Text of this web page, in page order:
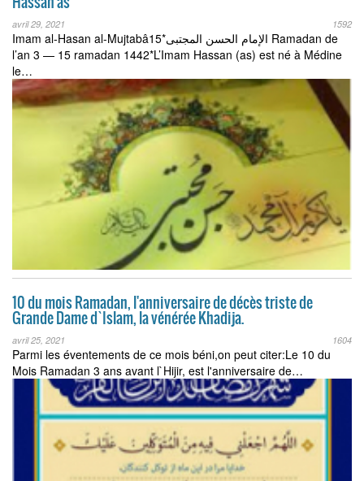
avril 29, 2021 1592
Imam al-Hasan al-Mujtabâ‎الإمام الحسن المجتبى*15 Ramadan de
l’an 3 — 15 ramadan 1442*L’Imam Hassan (as) est né à Médine
le…
10 du mois Ramadan, l'anniversaire de décès triste de
Grande Dame d`Islam, la vénérée Khadija.
avril 25, 2021 1604
Parmi les éventements de ce mois béni,on peut citer:Le 10 du
Mois Ramadan 3 ans avant l`Hijir, est l'anniversaire de…